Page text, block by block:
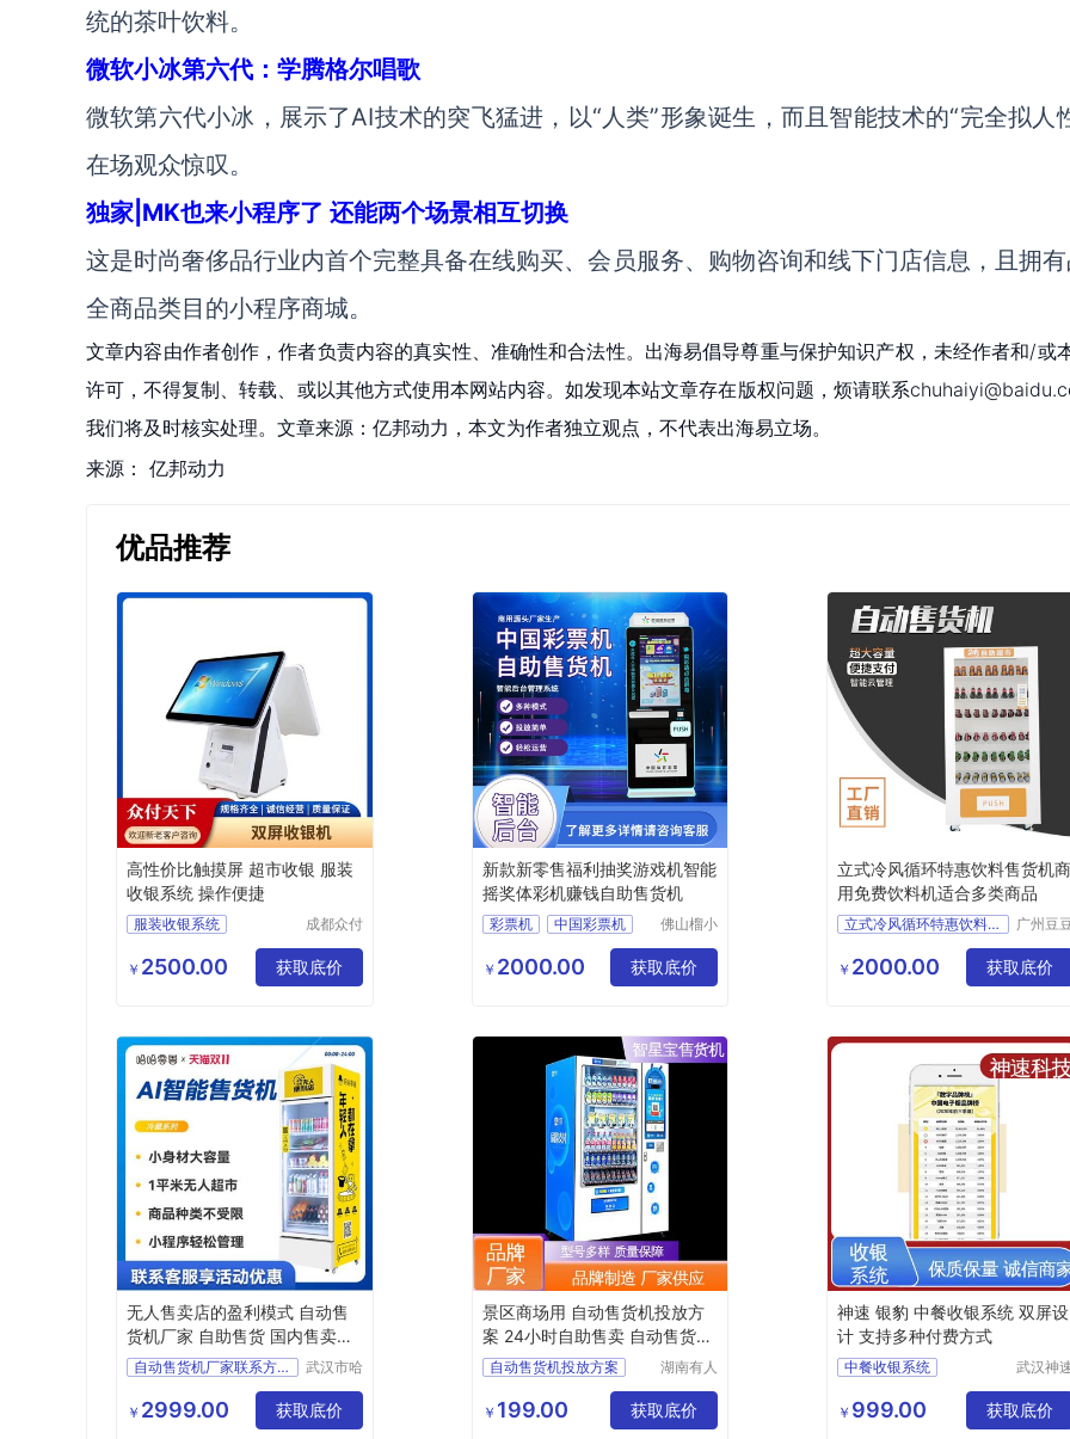
统的茶叶饮料。
微软小冰第六代：学腾格尔唱歌
微软第六代小冰，展示了AI技术的突飞猛进，以“人类”形象诞生，而且智能技术的“完全拟人
在场观众惊叹。
独家|MK也来小程序了 还能两个场景相互切换
这是时尚奢侈品行业内首个完整具备在线购买、会员服务、购物咨询和线下门店信息，且拥
全商品类目的小程序商城。
文章内容由作者创作，作者负责内容的真实性、准确性和合法性。出海易倡导尊重与保护知识产权，未经作者和/或
许可，不得复制、转载、或以其他方式使用本网站内容。如发现本站文章存在版权问题，烦请联系
我们将及时核实处理。文章来源：亿邦动力，本文为作者独立观点，不代表出海易立场。
来源： 亿邦动力
优品推荐
高性价比触摸屏 超市收银 服装
收银系统 操作便捷
服装收银系统
服装收银系统厂家
成都众付
有限公司
￥ 2500.00 获取底价
新款新零售福利抽奖游戏机智能
摇奖体彩机赚钱自助售货机
彩票机
中国彩票机
福利彩票机
佛山榴小
营有限公
司
￥ 2000.00 获取底价
立式冷风循环特惠饮料售货机
用免费饮料机适合多类商品
立式冷风循环特惠饮料售货机
适合多类商品
广州豆
限公司
￥ 2000.00 获取底价
无人售卖店的盈利模式 自动售
货机厂家 自助售货 国内售卖机
排名
自动售货机厂家联系方式自动售货产品国内自动售货机排名
国内自动售货机排名
武汉市哈
技有限公
司
￥ 2999.00 获取底价
景区商场用 自动售货机投放方
案 24小时自助售卖 自动售货机
免费投放合作料
自动售货机投放方案
售货机租赁合作
湖南有人
有限公司
￥ 199.00 获取底价
神速 银豹 中餐收银系统 双屏设
计 支持多种付费方式
中餐收银系统
零食店收银系统
武汉神
公司
￥ 999.00 获取底价